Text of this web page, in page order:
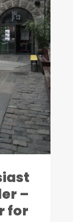
–
for